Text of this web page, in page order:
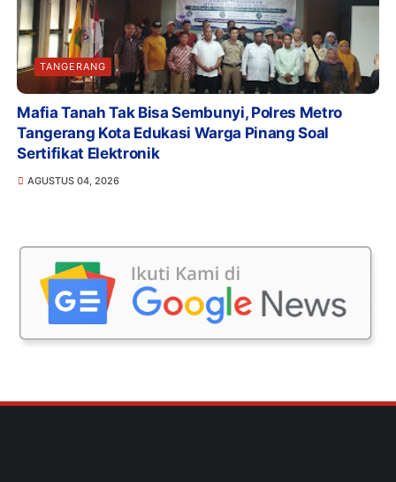
TANGERANG
Mafia Tanah Tak Bisa Sembunyi, Polres Metro
Tangerang Kota Edukasi Warga Pinang Soal
Sertifikat Elektronik
AGUSTUS 04, 2026